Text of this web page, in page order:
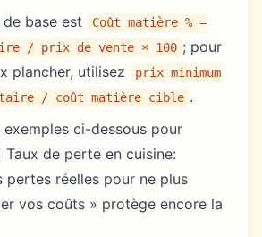
base est
Coût matière % =
/ prix de vente × 100 ; pour
plancher, utilisez
prix minimum
/ coût matière cible .
exemples ci-dessous pour
de perte en cuisine:
pertes réelles pour ne plus
vos coûts » protège encore la